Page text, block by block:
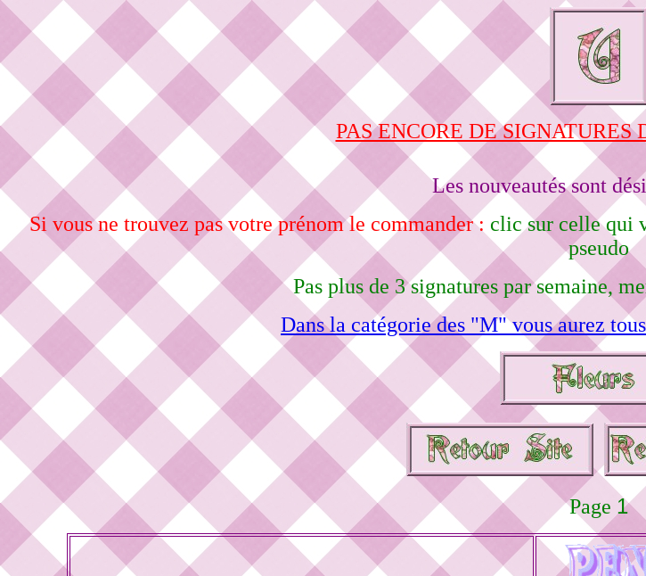
PAS ENCORE DE SIGNATURES
Les nouveautés sont
Si vous ne trouvez pas votre prénom le commander : clic sur celle qui
pseudo
Pas plus de 3 signatures par semaine,
Dans la catégorie des "M" vous aurez
Page 1